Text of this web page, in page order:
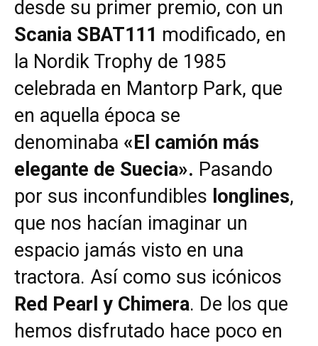
desde su primer premio, con un
Scania SBAT111 modificado, en
la Nordik Trophy de 1985
celebrada en Mantorp Park, que
en aquella época se
denominaba «El camión más
elegante de Suecia». Pasando
por sus inconfundibles longlines,
que nos hacían imaginar un
espacio jamás visto en una
tractora. Así como sus icónicos
Red Pearl y Chimera. De los que
hemos disfrutado hace poco en